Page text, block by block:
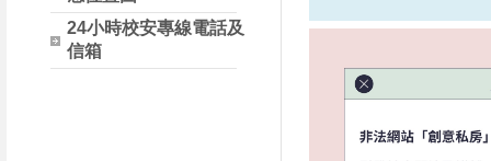
24小時校安專線電話及
信箱